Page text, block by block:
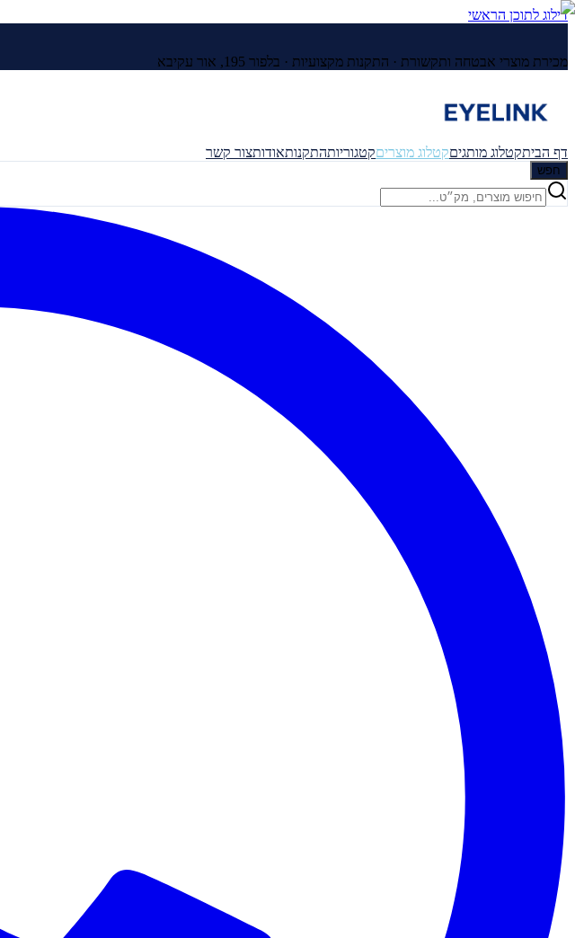
דילוג לתוכן הראשי
מכירת מוצרי אבטחה ותקשורת · התקנות מקצועיות · בלפור 195, אור עקיבא
דף הביתקטלוג מותגיםקטלוג מוצריםקטגוריותהתקנותאודותצור קשר
חפש